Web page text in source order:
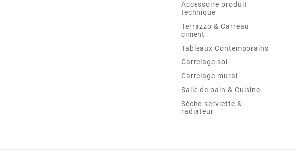
Accessoire produit
technique
Terrazzo & Carreau
ciment
Tableaux Contemporains
Carrelage sol
Carrelage mural
Salle de bain & Cuisine
Sèche-serviette &
radiateur